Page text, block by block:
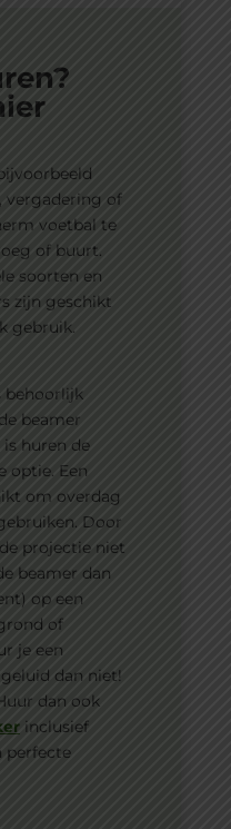
vergadering of
voetbal te
of buurt.
soorten en
zijn geschikt
gebruik.
behoorlijk
beamer
huren de
optie. Een
om overdag
Door
projectie niet
beamer dan
op een
of
je een
dan niet!
dan ook
inclusief
perfecte